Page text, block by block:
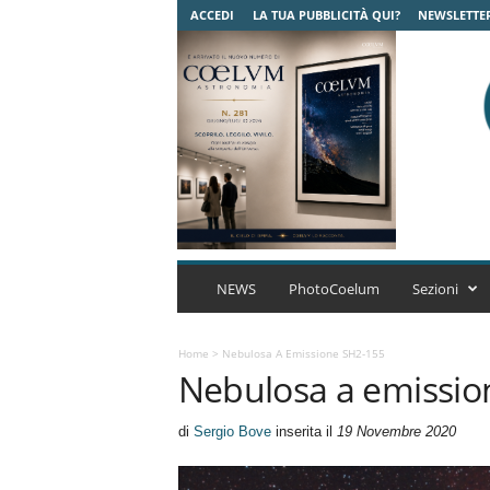
ACCEDI LA TUA PUBBLICITÀ QUI?
C
r
NEWS PhotoCoelum Sezioni
Home > Nebulosa A Emissione SH2-155
Nebulosa a
di Sergio Boveinserita il 19 Novembre 2020